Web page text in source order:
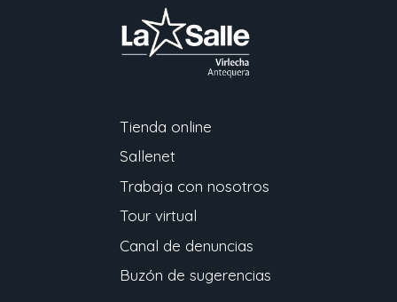
Tienda online
Sallenet
Trabaja con nosotros
Tour virtual
Canal de denuncias
Buzón de sugerencias